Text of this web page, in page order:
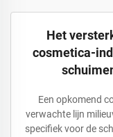
Het
cosmetica-
Een opkomend
verwachte lijn
specifiek voor de